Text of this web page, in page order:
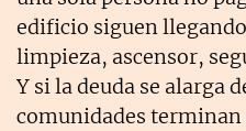
edificio siguen
limpieza, ascensor,
Y si la deuda se alarga
comunidades